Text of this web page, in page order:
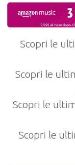
Scopri le
Scopri le
Scopri le
Scopri le